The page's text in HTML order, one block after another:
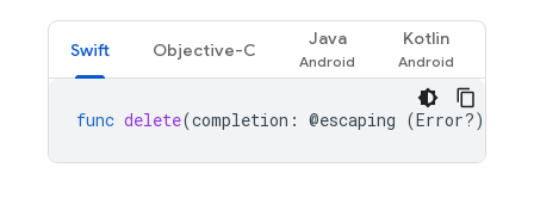
Swift Objective-C
Java Kotlin
func delete(completion : @escaping (Error?)